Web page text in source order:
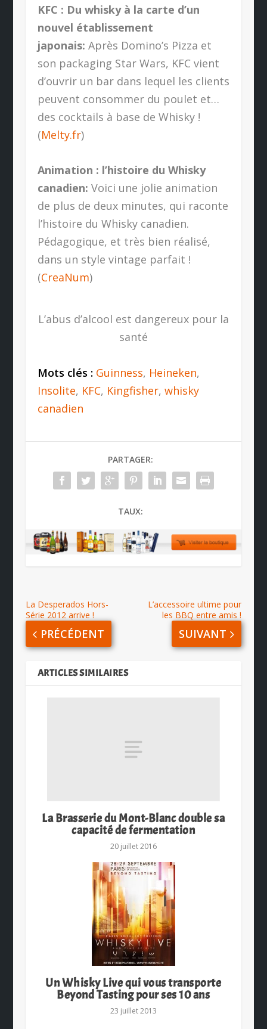
KFC : Du whisky à la carte d’un
nouvel établissement
japonais: Après Domino’s Pizza et
son packaging Star Wars, KFC vient
d’ouvrir un bar dans lequel les clients
peuvent consommer du poulet et…
des cocktails à base de Whisky !
(Melty.fr)
Animation : l’histoire du Whisky
canadien: Voici une jolie animation
de plus de deux minutes, qui raconte
l’histoire du Whisky canadien.
Pédagogique, et très bien réalisé,
dans un style vintage parfait !
(CreaNum)
L’abus d’alcool est dangereux pour la
santé
Mots clés : Guinness, Heineken,
Insolite, KFC, Kingfisher, whisky
canadien
PARTAGER:
TAUX:
La Desperados Hors-
Série 2012 arrive !
PRÉCÉDENT
L’accessoire ultime pour
les BBQ entre amis !
SUIVANT
ARTICLES SIMILAIRES
La Brasserie du Mont-Blanc double sa
capacité de fermentation
20 juillet 2016
Un Whisky Live qui vous transporte
Beyond Tasting pour ses 10 ans
23 juillet 2013